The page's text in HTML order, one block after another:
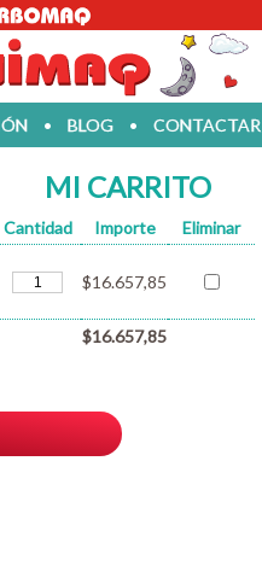
• BLOG • CONTACTAR
MI CARRITO
Cantidad Importe
Eliminar
$16.657,85
$16.657,85